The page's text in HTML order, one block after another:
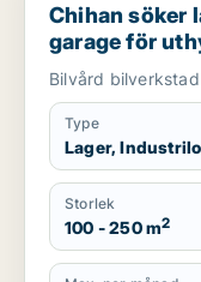
Chihan söker
garage för
Botkyrka eller
Bilvård
Type
Lager,
Storlek
100 - 250 m2